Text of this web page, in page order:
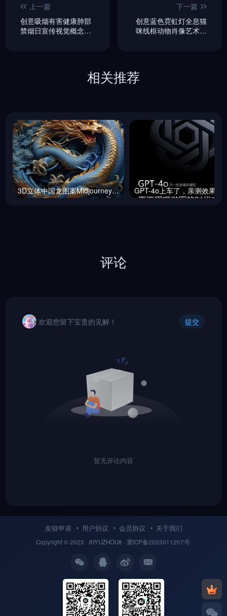
上一篇
创意吸烟有害健康肺部
禁烟日宣传视觉概念艺
下一篇
创意蓝色霓虹灯全息猫
咪线框动物肖像艺术插
相关推荐
3D立体中国龙图案Midjourney咒语
评论
欢迎您留下宝贵的见解！ 提交
暂无评论内容
友链申请 用户协议 会员协议 关于我们
Copyright © 2023 · AIYUZHOU8 · 冀ICP备2023011207号.